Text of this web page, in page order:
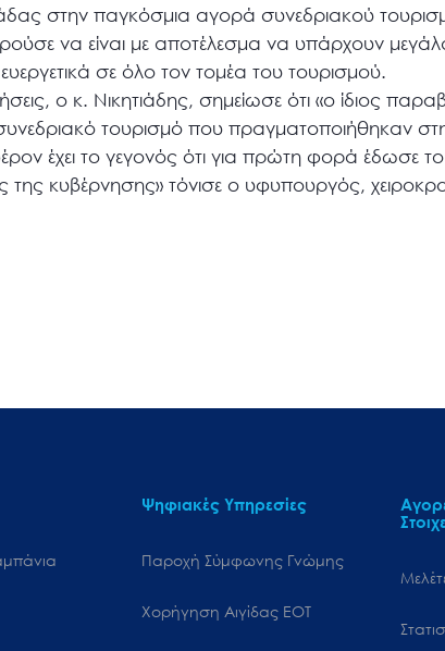
στην παγκόσμια αγορά συνεδριακού
να είναι με αποτέλεσμα να υπάρχουν
σε όλο τον τομέα του τουρισμού.
ο κ. Νικητιάδης, σημείωσε ότι «ο ίδιος
συνεδριακό τουρισμό που πραγματοποιήθηκαν
έχει το γεγονός ότι για πρώτη φορά έδωσε
της κυβέρνησης» τόνισε ο υφυπουργός,
Ψηφιακές Υπηρεσίες
Παροχή Σύμφωνης Γνώμης
Χορήγηση Αιγίδας ΕΟΤ